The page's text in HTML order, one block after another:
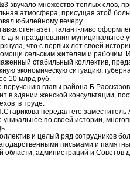
звучало множество теплых слов,
атмосфера, присущая этой
юбилейному вечеру.
стенгазет, талант-ливо
для празднования муниципальное
что с первых лет своей
сельским жителям и рабочим.
стабильный коллектив,
экономическую ситуацию,
10 млрд руб.
главы района
здании женской консультации,
в труде.
передал его
по своей истории,
и целый ряд сотрудников
письмами и
администраций и Советов